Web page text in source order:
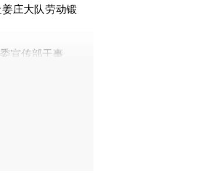
庄大队劳动锻
宣传部干事